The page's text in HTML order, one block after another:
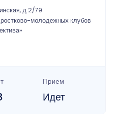
д 2/79
молодежных клубов
Прием
Идет